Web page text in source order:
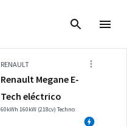
RENAULT
Renault Megane E-
Tech eléctrico
60kWh 160kW (218cv) Techno